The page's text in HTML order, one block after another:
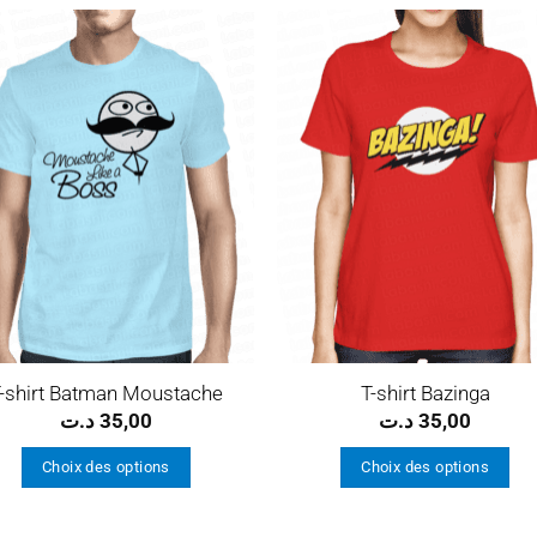
Ajouter
wishlist
shirt Batman Moustache
35,00 د.ت
Choix des options
à la
T-shirt Bazinga
35,00 د.ت
Choix des options